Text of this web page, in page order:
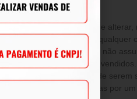
2.3 A reserva-se o direito de alterar, modificar, melhorar ou realizar alterações
que julgar necessário, em
tempo, sem aviso prévio, e não
alterações nos produtos já vendidos.
2.4 Todas as peças, a fim de
condicionalmente analisadas por